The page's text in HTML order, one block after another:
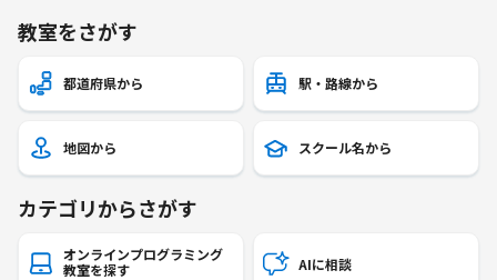
教室をさがす
都道府県から 駅・路線から
地図から スクール名から
カテゴリからさがす
オンラインプログラミング
教室を探す
AIに相談